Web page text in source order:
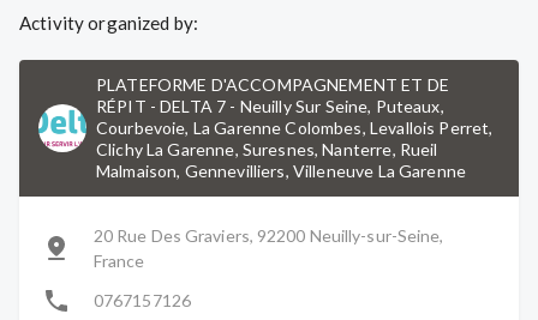
Activity organized by:
PLATEFORME D'ACCOMPAGNEMENT ET DE
RÉPIT - DELTA 7 - Neuilly Sur Seine, Puteaux,
Courbevoie, La Garenne Colombes, Levallois Perret,
Clichy La Garenne, Suresnes, Nanterre, Rueil
Malmaison, Gennevilliers, Villeneuve La Garenne
20 Rue Des Graviers, 92200 Neuilly-sur-Seine,
France
0767157126